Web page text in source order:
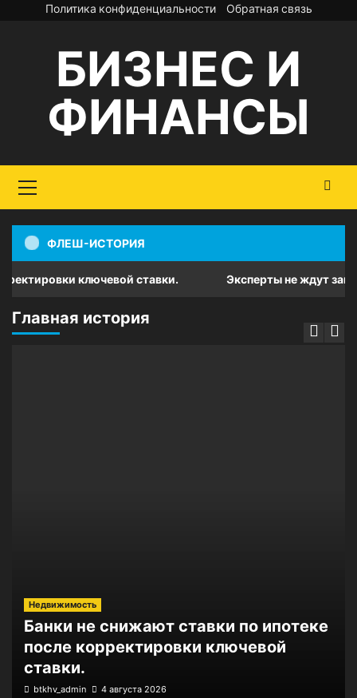
Перейти
содержимому
Политика конфиденциальности Обратная связь
БИЗНЕС И
ФИНАНСЫ
меню
ФЛЕШ-ИСТОРИЯ
ключевой ставки. Эксперты не ждут
Главная история
Недвижимость
Банки не снижают ставки по ипотеке
после корректировки ключевой
ставки.
btkhv_admin 4 августа 2026